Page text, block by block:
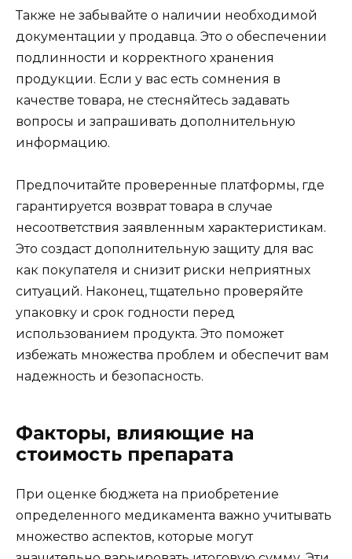
Также не забывайте о наличии необходимой
документации у продавца. Это о обеспечении
подлинности и корректного хранения
продукции. Если у вас есть сомнения в
качестве товара, не стесняйтесь задавать
вопросы и запрашивать дополнительную
информацию.
Предпочитайте проверенные платформы, где
гарантируется возврат товара в случае
несоответствия заявленным характеристикам.
Это создаст дополнительную защиту для вас
как покупателя и снизит риски неприятных
ситуаций. Наконец, тщательно проверяйте
упаковку и срок годности перед
использованием продукта. Это поможет
избежать множества проблем и обеспечит вам
надежность и безопасность.
Факторы, влияющие на
стоимость препарата
При оценке бюджета на приобретение
определенного медикамента важно учитывать
множество аспектов, которые могут